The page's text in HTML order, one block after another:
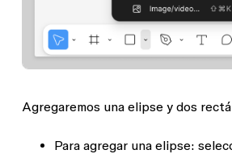
Agregaremos una elipsey dos
Para agregar una elipse: